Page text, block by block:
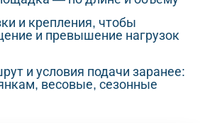
и крепления, чтобы
и превышение нагрузок
и условия подачи заранее:
весовые, сезонные